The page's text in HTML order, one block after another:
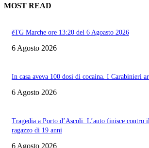
MOST READ
èTG Marche ore 13:20 del 6 Agoasto 2026
6 Agosto 2026
In casa aveva 100 dosi di cocaina. I Carabinieri
6 Agosto 2026
Tragedia a Porto d’Ascoli. L’auto finisce contro
ragazzo di 19 anni
6 Agosto 2026